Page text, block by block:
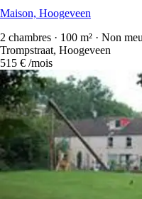
Maison, Hoogeveen
2 chambres · 100 m² · Non
Trompstraat, Hoogeveen
515 € /mois